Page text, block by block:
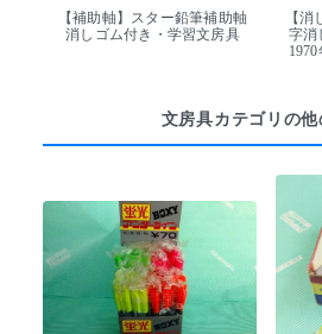
【補助軸】スター鉛筆補助軸
消しゴム付き・学習文房具
【
字消
文房具カテゴリの他